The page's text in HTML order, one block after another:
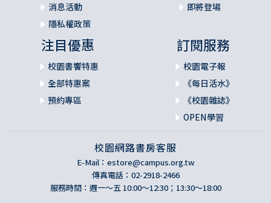
消息活動
隱私權政策
即將登場
注目優惠
校園書饗特惠
全部特惠案
預約專區
訂閱服務
校園電子報
《每日活水》
《校園雜誌》
OPEN學習
校園網路書房客服
E-Mail： estore@campus.org.tw
傳真電話：02-2918-2466
服務時間：週一～五 10:00～12:30；13:30～18:00